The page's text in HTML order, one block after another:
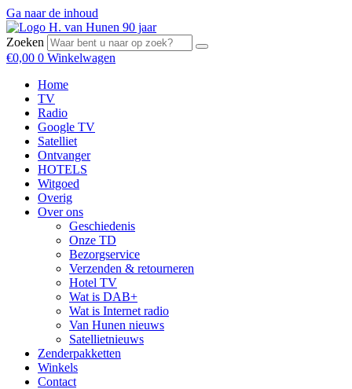
Ga naar de inhoud
Zoeken
€0,00 0 Winkelwagen
Home
TV
Radio
Google TV
Satelliet
Ontvanger
HOTELS
Witgoed
Overig
Over ons
Geschiedenis
Onze TD
Bezorgservice
Verzenden & retourneren
Hotel TV
Wat is DAB+
Wat is Internet radio
Van Hunen nieuws
Satellietnieuws
Zenderpakketten
Winkels
Contact